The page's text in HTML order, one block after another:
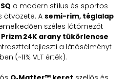
a modern stílus és sportos
ötvözete. A semi-rim, téglalap
széles látómezőt
Prizm 24K arany tükörlencse
fejleszti a látásélményt
(~11% VLT érték).